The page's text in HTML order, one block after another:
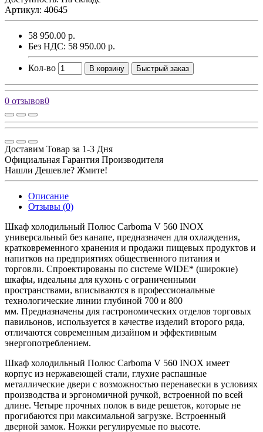
Артикул: 40645
58 950.00 р.
Без НДС: 58 950.00 р.
Кол-во В корзину Быстрый заказ
0 отзывов0
Доставим Товар за 1-3 Дня
Официальная Гарантия Производителя
Нашли Дешевле? Жмите!
Описание
Отзывы (0)
Шкаф холодильный Полюс Carboma V 560 INOX
универсальный без канапе, предназначен для охлаждения,
кратковременного хранения и продажи пищевых продуктов и
напитков на предприятиях общественного питания и
торговли. Спроектированы по системе WIDE* (широкие)
шкафы, идеальны для кухонь с ограниченными
пространствами, вписываются в профессиональные
технологические линии глубиной 700 и 800
мм. Предназначены для гастрономических отделов торговых
павильонов, используется в качестве изделий второго ряда,
отличаются современным дизайном и эффективным
энергопотреблением.
Шкаф холодильный Полюс Carboma V 560 INOX имеет
корпус из нержавеющей стали, глухие распашные
металлические двери с возможностью перенавески в условиях
производства и эргономичной ручкой, встроенной по всей
длине. Четыре прочных полок в виде решеток, которые не
прогибаются при максимальной загрузке. Встроенный
дверной замок. Ножки регулируемые по высоте.